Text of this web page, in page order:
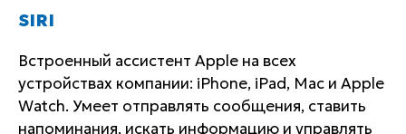
SIRI
Встроенный ассистент Apple на всех
устройствах компании: iPhone, iPad, Mac и Apple
Watch. Умеет отправлять сообщения, ставить
напоминания, искать информацию и управлять